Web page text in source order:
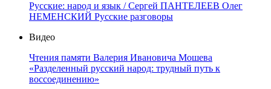
Русские: народ и язык / Сергей ПАНТЕЛЕЕВ Олег
НЕМЕНСКИЙ Русские разговоры
Видео
Чтения памяти Валерия Ивановича Мошева
«Разделенный русский народ: трудный путь к
воссоединению»